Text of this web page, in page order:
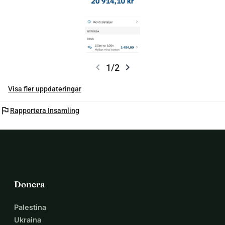
som passar just henne och hennes häst. Men vi börjar i rätt
chevron_left 1/2 chevron_right
Visa fler uppdateringar
flag Rapportera Insamling
Donera
Palestina
Ukraina